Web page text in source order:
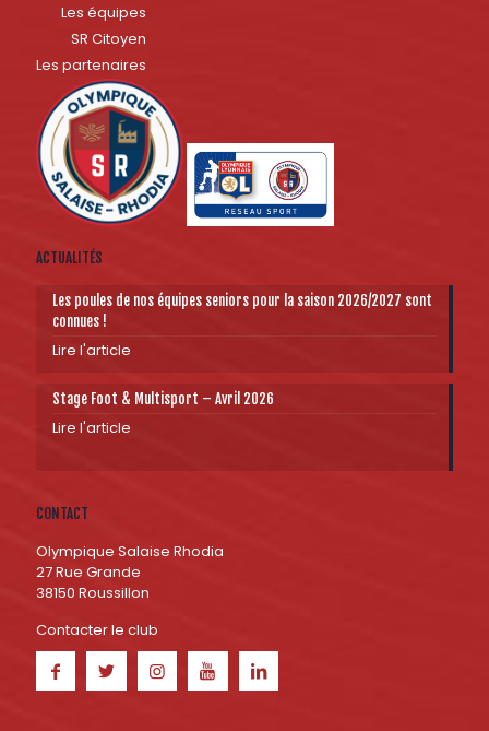
Les équipes
SR Citoyen
Les partenaires
ACTUALITÉS
Les poules de nos équipes seniors pour la saison 2026/2027 sont
connues !
Lire l'article
Stage Foot & Multisport – Avril 2026
Lire l'article
CONTACT
Olympique Salaise Rhodia
27 Rue Grande
38150 Roussillon
Contacter le club